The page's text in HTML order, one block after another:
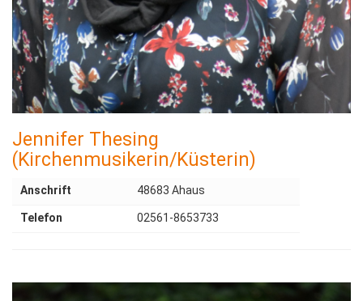
Jennifer Thesing
(Kirchenmusikerin/Küsterin)
Anschrift 48683 Ahaus
Telefon 02561-8653733